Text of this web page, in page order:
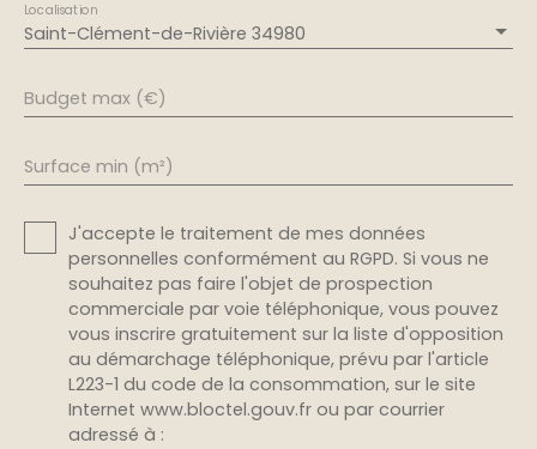
Saint-Clément-de-Rivière 34980
Localisation
Budget max (€)
Surface min (m²)
J'accepte le traitement de mes données
personnelles conformément au RGPD. Si vous ne
souhaitez pas faire l'objet de prospection
commerciale par voie téléphonique, vous pouvez
vous inscrire gratuitement sur la liste d'opposition
au démarchage téléphonique, prévu par l'article
L223-1 du code de la consommation, sur le site
Internet www.bloctel.gouv.fr ou par courrier
adressé à :